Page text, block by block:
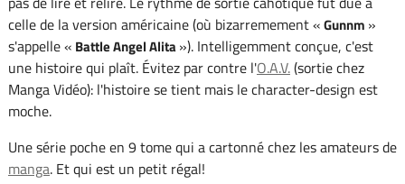
celle de la version américaine (où bizarremement «Gunnm »
s'appelle « Battle Angel Alita»). Intelligemment conçue, c'est
une histoire qui plaît. Évitez par contre l'O.A.V.(sortie chez
Manga Vidéo): l'histoire se tient mais le character-design est
moche.
Une série poche en 9 tome qui a cartonné chez les amateurs de
manga. Et qui est un petit régal!